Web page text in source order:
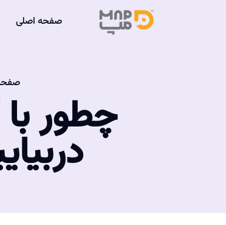
صفحه اصلی
چطور